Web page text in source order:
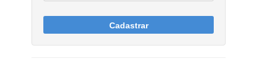
Cadastrar